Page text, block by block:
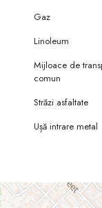
Gaz
Linoleum
Mijloace de
comun
Străzi asfaltate
Ușă intrare metal